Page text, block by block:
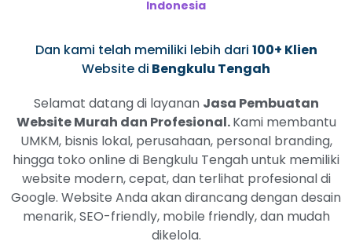
Indonesia
Dan kami telah memiliki lebih dari 100+ Klien
Website di Bengkulu Tengah
Selamat datang di layanan Jasa Pembuatan
Website Murah dan Profesional.Kami membantu
UMKM, bisnis lokal, perusahaan, personal branding,
hingga toko online di Bengkulu Tengah untuk memiliki
website modern, cepat, dan terlihat profesional di
Google. Website Anda akan dirancang dengan desain
menarik, SEO-friendly, mobile friendly, dan mudah
dikelola.